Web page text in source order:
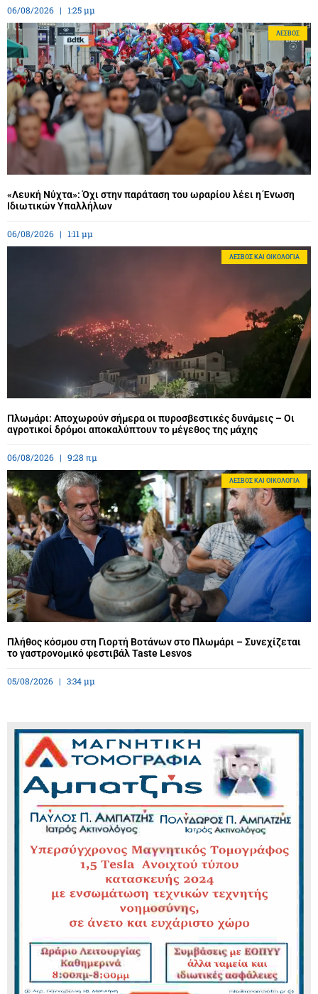
06/08/2026 1:25 μμ
ΛΈΣΒΟΣ
«Λευκή Νύχτα»: Όχι στην παράταση του ωραρίου λέει η Ένωση
Ιδιωτικών Υπαλλήλων
06/08/2026 1:11 μμ
ΛΈΣΒΟΣ ΚΑΙ ΟΙΚΟΛΟΓΊΑ
Πλωμάρι: Αποχωρούν σήμερα οι πυροσβεστικές δυνάμεις – Οι
αγροτικοί δρόμοι αποκαλύπτουν το μέγεθος της μάχης
06/08/2026 9:28 πμ
ΛΈΣΒΟΣ ΚΑΙ ΟΙΚΟΛΟΓΊΑ
Πλήθος κόσμου στη Γιορτή Βοτάνων στο Πλωμάρι – Συνεχίζεται
το γαστρονομικό φεστιβάλ Taste Lesvos
05/08/2026 3:34 μμ